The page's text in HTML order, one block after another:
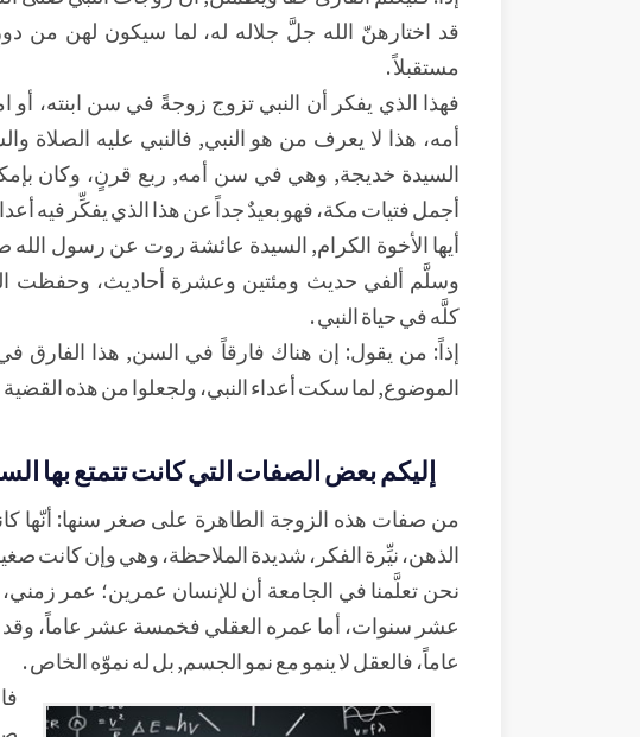
قد اختارهنّ الله جلَّ جلاله له، لما سيكون لهن من
مستقبلاً .
فهذا الذي يفكر أن النبي تزوج زوجةً في سن ابنته،
أمه، هذا لا يعرف من هو النبي, فالنبي عليه الصلاة
السيدة خديجة, وهي في سن أمه, ربع قرنٍ، وكان
أجمل فتيات مكة، فهو بعيدٌ جداً عن هذا الذي يفكِّر فيه
أيها الأخوة الكرام, السيدة عائشة روت عن رسول الله
وسلَّم ألفي حديث ومئتين وعشرة أحاديث، وحفظت
كلَّه في حياة النبي .
إذاً: من يقول: إن هناك فارقاً في السن, هذا
الموضوع, لما سكت أعداء النبي، ولجعلوا من هذه
إليكم بعض الصفات التي كانت تتمتع بها
من صفات هذه الزوجة الطاهرة على صغر سنها: أنّها
الذهن، نيِّرة الفكر، شديدة الملاحظة، وهي وإن كانت
نحن تعلَّمنا في الجامعة أن للإنسان عمرين؛ عمر
عشر سنوات، أما عمره العقلي فخمسة عشر عاماً،
عاماً، فالعقل لا ينمو مع نمو الجسم, بل له نموّه الخاص .